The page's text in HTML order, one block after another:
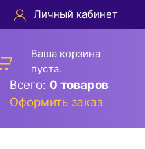
Личный кабинет
Ваша корзина
пуста.
Всего: 0 товаров
Оформить заказ